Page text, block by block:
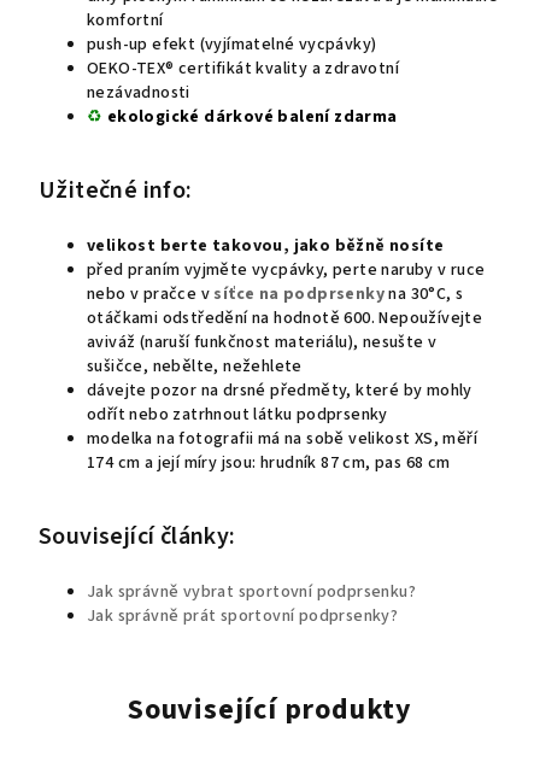
komfortní
push-up efekt (vyjímatelné vycpávky)
OEKO-TEX® certifikát kvality a zdravotní
nezávadnosti
♻ ekologické dárkové balení zdarma
Užitečné info:
velikost berte takovou, jako běžně nosíte
před praním vyjměte vycpávky, perte naruby v ruce
nebo v pračce v síťce na podprsenkyna 30°C, s
otáčkami odstředění na hodnotě 600. Nepoužívejte
aviváž (naruší funkčnost materiálu), nesušte v
sušičce, nebělte, nežehlete
dávejte pozor na drsné předměty, které by mohly
odřít nebo zatrhnout látku podprsenky
modelka na fotografii má na sobě velikost XS, měří
174 cm a její míry jsou: hrudník 87 cm, pas 68 cm
Související články:
Jak správně vybrat sportovní podprsenku?
Jak správně prát sportovní podprsenky?
Související produkty